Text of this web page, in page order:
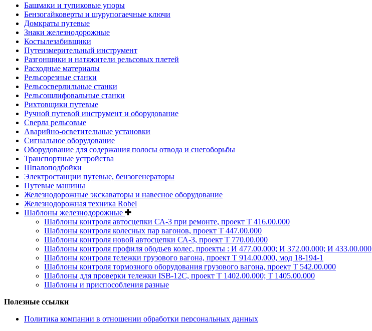
Башмаки и тупиковые упоры
Бензогайковерты и шурупогаечные ключи
Домкраты путевые
Знаки железнодорожные
Костылезабивщики
Путеизмерительный инструмент
Разгонщики и натяжители рельсовых плетей
Расходные материалы
Рельсорезные станки
Рельсосверлильные станки
Рельсошлифовальные станки
Рихтовщики путевые
Ручной путевой инструмент и оборудование
Сверла рельсовые
Аварийно-осветительные установки
Сигнальное оборудование
Оборудование для содержания полосы отвода и снегоборьбы
Транспортные устройства
Шпалоподбойки
Электростанции путевые, бензогенераторы
Путевые машины
Железнодорожные экскаваторы и навесное оборудование
Железнодорожная техника Robel
Шаблоны железнодорожные
Шаблоны контроля автосцепки СА-3 при ремонте, проект Т 416.00.000
Шаблоны контроля колесных пар вагонов, проект Т 447.00.000
Шаблоны контроля новой автосцепки СА-3, проект Т 770.00.000
Шаблоны контроля профиля ободьев колес, проекты : И 477.00.000; И 372.00.000; И 433.00.000
Шаблоны контроля тележки грузового вагона, проект Т 914.00.000, мод 18-194-1
Шаблоны контроля тормозного оборудования грузового вагона, проект Т 542.00.000
Шаблоны для проверки тележки ISB-12C, проект Т 1402.00.000; Т 1405.00.000
Шаблоны и приспособления разные
Полезные ссылки
Политика компании в отношении обработки персональных данных